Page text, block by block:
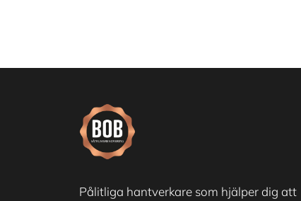
Pålitliga hantverkare som hjälper dig att